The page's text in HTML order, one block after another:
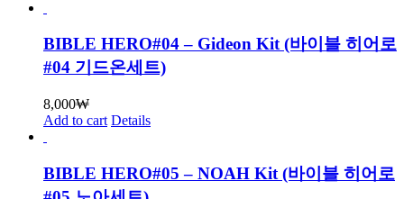
BIBLE HERO#04 – Gideon Kit (바이블 히어로
#04 기드온세트)
8,000₩
Add to cart Details
BIBLE HERO#05 – NOAH Kit (바이블 히어로